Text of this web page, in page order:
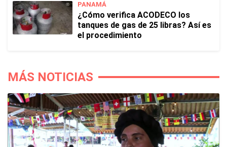
PANAMÁ
¿Cómo verifica ACODECO los
tanques de gas de 25 libras? Así es
el procedimiento
MÁS NOTICIAS